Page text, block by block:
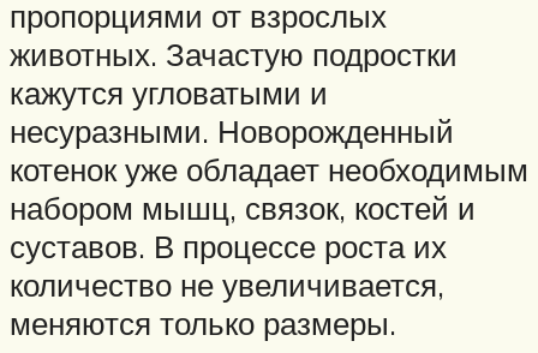
пропорциями от взрослых
животных. Зачастую подростки
кажутся угловатыми и
несуразными. Новорожденный
котенок уже обладает необходимым
набором мышц, связок, костей и
суставов. В процессе роста их
количество не увеличивается,
меняются только размеры.